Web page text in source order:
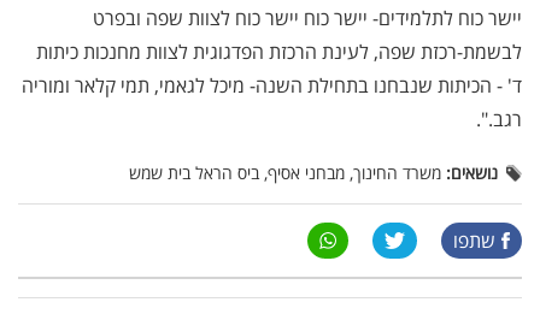
יישר כוח לתלמידים- יישר כוח יישר כוח לצוות שפה ובפרט
לבשמת-רכזת שפה, לעינת הרכזת הפדגוגית לצוות מחנכות כיתות
ד' - הכיתות שנבחנו בתחילת השנה- מיכל לגאמי, תמי קלאר ומוריה
רגב.".
נושאים: משרד החינוך, מבחני אסיף, ביס הראל בית שמש
שתפו